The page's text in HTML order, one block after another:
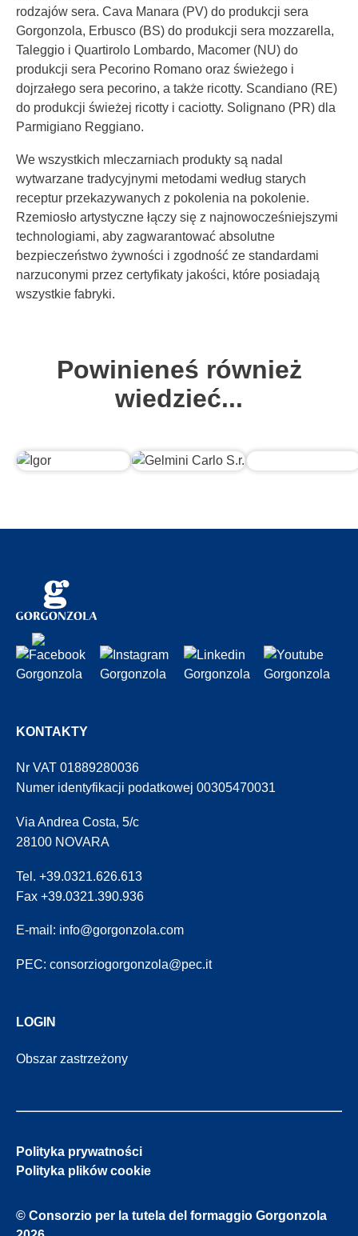
rodzajów sera. Cava Manara (PV) do produkcji sera
Gorgonzola, Erbusco (BS) do produkcji sera mozzarella,
Taleggio i Quartirolo Lombardo, Macomer (NU) do
produkcji sera Pecorino Romano oraz świeżego i
dojrzałego sera pecorino, a także ricotty. Scandiano (RE)
do produkcji świeżej ricotty i caciotty. Solignano (PR) dla
Parmigiano Reggiano.
We wszystkich mleczarniach produkty są nadal
wytwarzane tradycyjnymi metodami według starych
receptur przekazywanych z pokolenia na pokolenie.
Rzemiosło artystyczne łączy się z najnowocześniejszymi
technologiami, aby zagwarantować absolutne
bezpieczeństwo żywności i zgodność ze standardami
narzuconymi przez certyfikaty jakości, które posiadają
wszystkie fabryki.
Powinieneś również
wiedzieć...
KONTAKTY
Nr VAT 01889280036
Numer identyfikacji podatkowej 00305470031
Via Andrea Costa, 5/c
28100 NOVARA
Tel. +39.0321.626.613
Fax +39.0321.390.936
E-mail: info@gorgonzola.com
PEC: consorziogorgonzola@pec.it
LOGIN
Obszar zastrzeżony
Polityka prywatności
Polityka plików cookie
© Consorzio per la tutela del formaggio Gorgonzola